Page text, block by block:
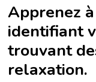
Apprenez
identifiant
trouvant
relaxation.